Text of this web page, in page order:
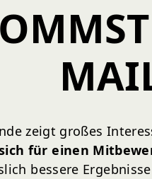
zeigt großes
für einen
bessere